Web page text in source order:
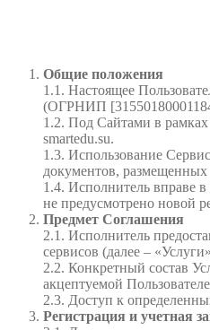
Общие положения
1.1. Настоящее
(ОГРНИП
1.2. Под Сайтами в
smartedu.su.
1.3. Использование
документов, размещенных
1.4. Исполнитель вправе
не предусмотрено новой
Предмет Соглашения
2.1. Исполнитель
сервисов (далее –
2.2. Конкретный состав
акцептуемой
2.3. Доступ к
Регистрация и учетная